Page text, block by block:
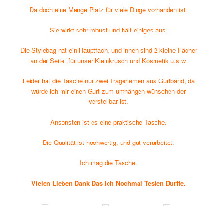
Da doch eine Menge Platz für viele Dinge vorhanden ist.
Sie wirkt sehr robust und hält einiges aus.
Die Stylebag hat ein Hauptfach, und innen sind 2 kleine Fächer
an der Seite ,für unser Kleinkrusch und Kosmetik u.s.w.
Leider hat die Tasche nur zwei Trageriemen aus Gurtband, da
würde ich mir einen Gurt zum umhängen wünschen der
verstellbar ist.
Ansonsten ist es eine praktische Tasche.
Die Qualität ist hochwertig, und gut verarbeitet.
Ich mag die Tasche.
Vielen Lieben Dank Das Ich Nochmal Testen Durfte.